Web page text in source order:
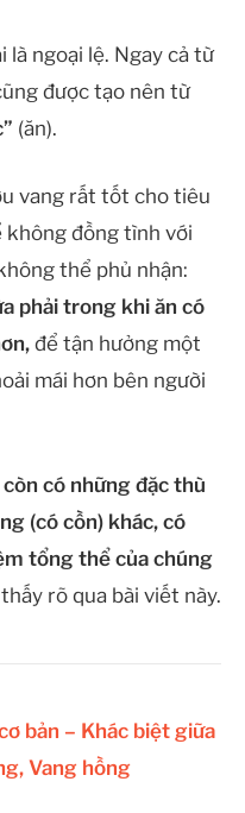
là ngoại lệ. Ngay cả từ
được tạo nên từ
(ăn).
vang rất tốt cho tiêu
không đồng tình với
thể phủ nhận:
phải trong khi ăn có
để tận hưởng một
mái hơn bên người
có những đặc thù
(có cồn) khác, có
tổng thể của chúng
rõ qua bài viết này.
bản – Khác biệt giữa
Vang hồng